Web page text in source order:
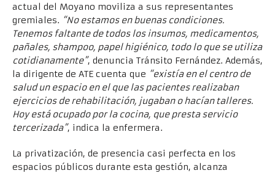
actual del Moyano moviliza a sus representantes
gremiales. “No estamos en buenas condiciones.
Tenemos faltante de todos los insumos, medicamentos,
pañales, shampoo, papel higiénico, todo lo que se utiliza
cotidianamente”, denuncia Tránsito Fernández. Además,
la dirigente de ATE cuenta que “existía en el centro de
salud un espacio en el que las pacientes realizaban
ejercicios de rehabilitación, jugaban o hacían talleres.
Hoy está ocupado por la cocina, que presta servicio
tercerizada”, indica la enfermera.
La privatización, de presencia casi perfecta en los
espacios públicos durante esta gestión, alcanza